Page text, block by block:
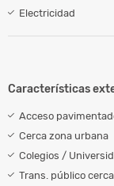
Electricidad
Características
Acceso
Cerca zona urbana
Colegios /
Trans. público